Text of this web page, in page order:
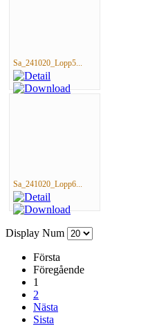
Sa_241020_Lopp5...
Sa_241020_Lopp6...
Display Num
Första
Föregående
1
2
Nästa
Sista